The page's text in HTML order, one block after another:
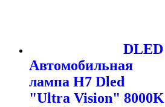
DLED
Автомобильная
лампа H7 Dled
"Ultra Vision" 8000K